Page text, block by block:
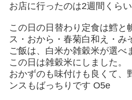
お店に行ったのは2週間くら
この日の日替わり定食は鱈と
ス・おから・春菊白和え・み
ご飯は、白米か雑穀米が選べ
この日は雑穀米にしました。
おかずのも味付けも良くて、
ンスもばっちりです O5e